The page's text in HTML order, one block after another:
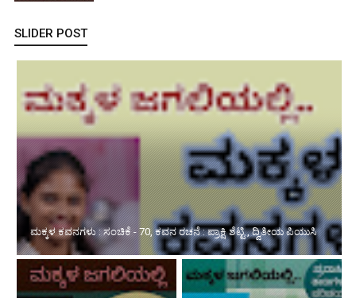
SLIDER POST
ಮಕ್ಕಳ ಕವನಗಳು : ಸಂಚಿಕೆ - 70, ಕವನ ರಚನೆ : ಪ್ರಾಕ್ಷಿ ಶೆಟ್ಟಿ , ದ್ವಿತೀಯ ಪಿಯುಸಿ